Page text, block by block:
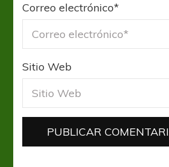
Correo electrónico*
Sitio Web